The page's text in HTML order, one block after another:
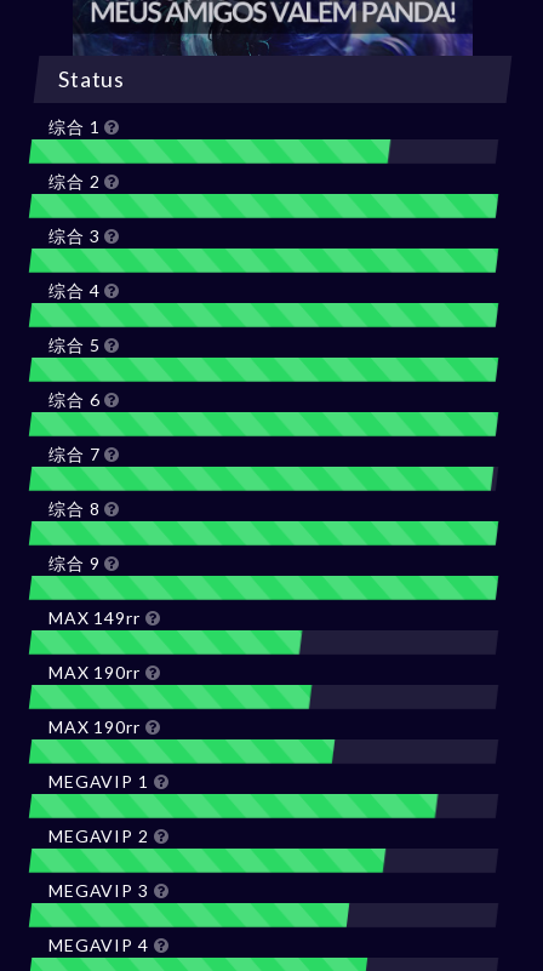
Status
综合 1
综合 2
综合 3
综合 4
综合 5
综合 6
综合 7
综合 8
综合 9
MAX 149rr
MAX 190rr
MAX 190rr
MEGAVIP 1
MEGAVIP 2
MEGAVIP 3
MEGAVIP 4